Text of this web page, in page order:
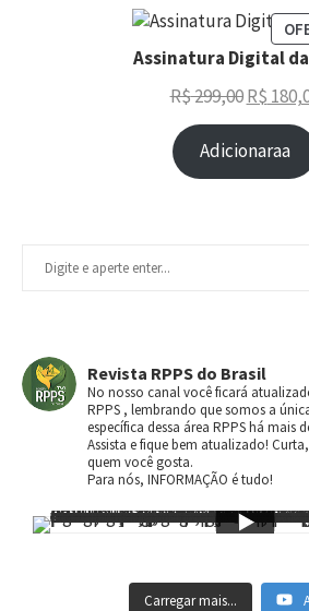
Assinatura Digital da
R$299,00 R$
Adicionaraa
Revista RPPS do Brasil
No nosso canal você ficará
RPPS , lembrando que somos a
específica dessa área RPPS há mais
Assista e fique bem atualizado!
quem você gosta.
Para nós, INFORMAÇÃO é tudo!
Carregar mais...